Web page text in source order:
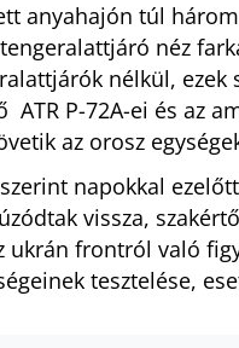
anyahajón túl
néz
nélkül,
ATR P-72A-ei és az
az orosz
napokkal
vissza,
ukrán frontról való
tesztelése,